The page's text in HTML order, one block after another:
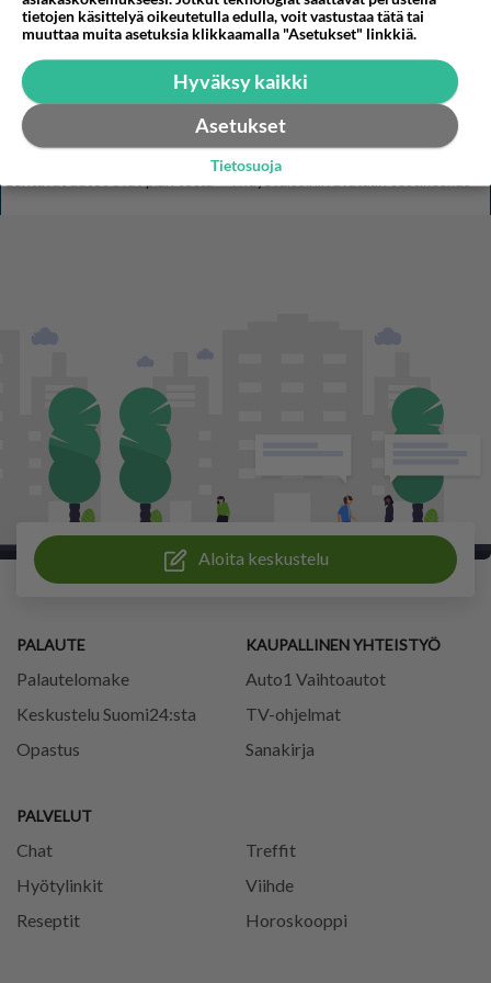
STARA.FI
Nämä jäivät Eppu Normaalin viimeisiksi sanoiksi
Laittomassa mopomiitissä onnettomuus Seinäjoella
Aloita keskustelu
PALAUTE
Palautelomake
Keskustelu Suomi24:sta
Opastus
PALVELUT
Chat
Treffit
Hyötylinkit
Viihde
Reseptit
Horoskooppi
KAUPALLINEN YHTEISTYÖ
Auto1 Vaihtoautot
TV-ohjelmat
Sanakirja
tietojen käsittelyä oikeutetulla edulla, voit vastustaa tätä tai
muuttaa muita asetuksia klikkaamalla "Asetukset" linkkiä.
Hyväksy kaikki
Asetukset
Tietosuoja